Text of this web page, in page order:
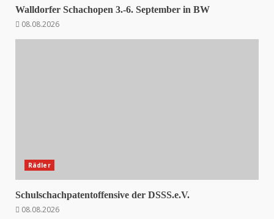
Walldorfer Schachopen 3.-6. September in BW
08.08.2026
Rädler
Schulschachpatentoffensive der DSSS.e.V.
08.08.2026